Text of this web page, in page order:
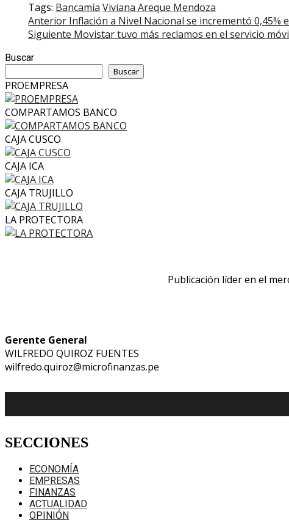
Tags: Bancamía Viviana Areque Mendoza
Post
navigation
Anterior Inflación a Nivel Nacional se incrementó 0,45%
Siguiente Movistar tuvo más reclamos en el servicio
Buscar
Buscar
PROEMPRESA
COMPARTAMOS BANCO
CAJA CUSCO
CAJA ICA
CAJA TRUJILLO
LA PROTECTORA
Publicación líder en el
Gerente General
WILFREDO QUIROZ FUENTES
wilfredo.quiroz@microfinanzas.pe
SECCIONES
ECONOMÍA
EMPRESAS
FINANZAS
ACTUALIDAD
OPINIÓN